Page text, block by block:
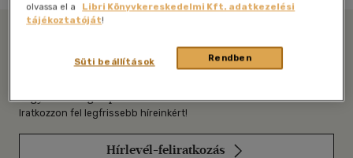
Libri
Legyen mindig képben az irodalommal!
Iratkozzon fel legfrissebb híreinkért!
Hírlevél-feliratkozás
olvassa el a
Libri Könyvkereskedelmi Kft. adatkezelési
tájékoztatóját!
Rendben
Süti beállítások